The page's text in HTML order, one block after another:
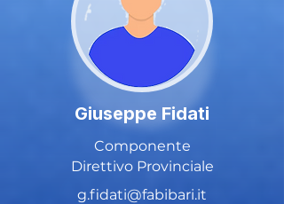
Giuseppe Fidati
Componente
Direttivo Provinciale
g.fidati@fabibari.it